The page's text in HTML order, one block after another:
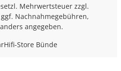
Mehrwertsteuer zzgl.
Nachnahmegebühren,
angegeben.
Store Bünde